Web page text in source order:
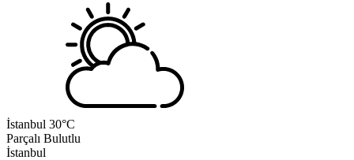
İstanbul 30°C
Parçalı Bulutlu
İstanbul